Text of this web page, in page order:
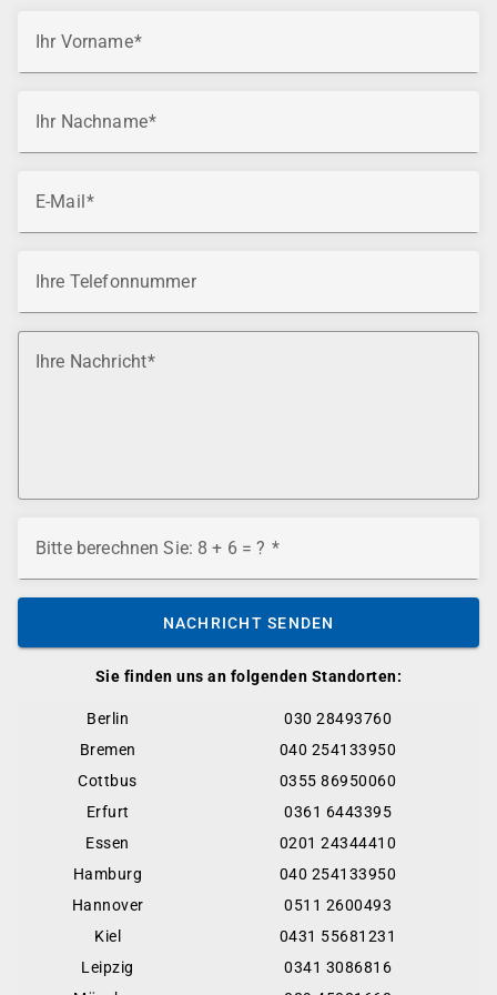
Grundkenntnisse in Skriptsprachen, da Kurslabs
PowerShell und CLI verwenden können
Microsoft Azure Administrator
Sie finden uns an folgenden Standorten:
Berlin
030 28493760
Bremen
040 254133950
Cottbus
0355 86950060
Erfurt
0361 6443395
Essen
0201 24344410
Hamburg
040 254133950
Hannover
0511 2600493
Kiel
0431 55681231
Leipzig
0341 3086816
Ihr Vorname
Ihr Nachname
E-Mail
Ihre Telefonnummer
Ihre Nachricht
Bitte berechnen Sie: 8 + 6 = ?
NACHRICHT SENDEN